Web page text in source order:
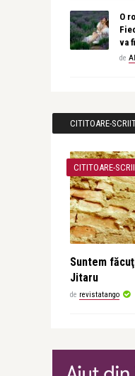
O
va
de
CITITOARE-
CITITOARE-
Suntem
Jitaru
de revistatango